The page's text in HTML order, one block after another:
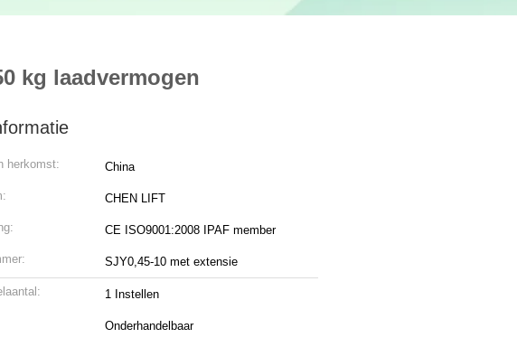
kg laadvermogen
herkomst: China
CHEN LIFT
CE ISO9001:2008 IPAF member
SJY0,45-10 met extensie
1 Instellen
Onderhandelbaar